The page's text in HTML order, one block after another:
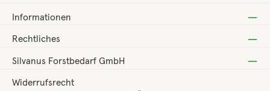
Informationen
Rechtliches
Silvanus Forstbedarf GmbH
Widerrufsrecht